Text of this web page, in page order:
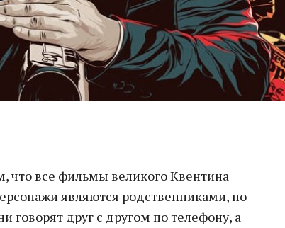
что все фильмы великого Квентина
являются родственниками, но
говорят друг с другом по телефону, а